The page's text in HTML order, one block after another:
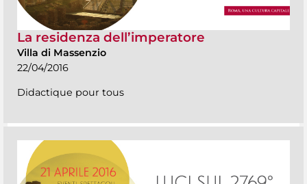
La residenza dell’imperatore
Villa di Massenzio
22/04/2016
Didactique pour tous